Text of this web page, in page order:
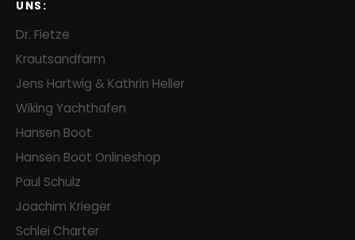
UNS:
Dr. Fietze
Krautsandfarm
Jens Hartwig & Kathrin Heller
Wiking Yachthafen
Hansen Boot
Hansen Boot Onlineshop
Paul Schulz
Joachim Krieger
Schlei Charter